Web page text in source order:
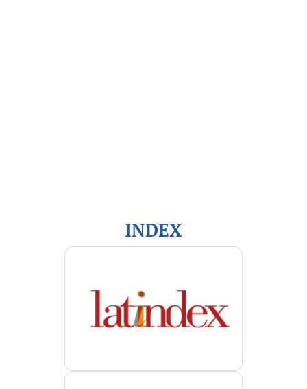
INDEX